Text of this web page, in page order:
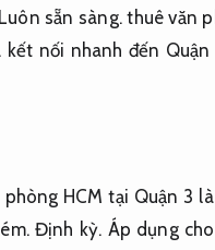
Luôn sẵn sàng.thuê văn
kết nối nhanh đến Quận
HCM tại Quận 3
Định kỳ. Áp dụng